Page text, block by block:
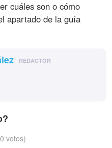
cuáles son o cómo
apartado de la guía
REDACTOR
0 votos)